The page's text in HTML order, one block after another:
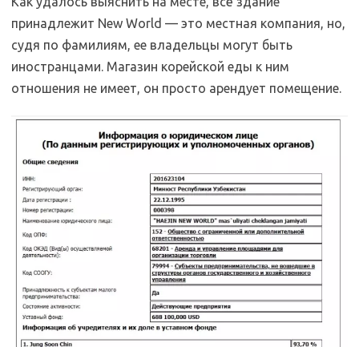
принадлежит New World — это местная компания, но,
судя по фамилиям, ее владельцы могут быть
иностранцами. Магазин корейской еды к ним
отношения не имеет, он просто арендует помещение.